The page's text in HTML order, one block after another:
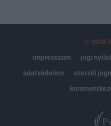
© 2026
impresszum
jogi
adatvédelem
szerzői